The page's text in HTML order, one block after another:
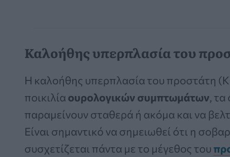
Καλοήθης υπερπλασία του
Η καλοήθης υπερπλασία του προστάτη
ποικιλία ουρολογικών συμπτωμάτων, τα
παραμείνουν σταθερά ή ακόμα και να
Είναι σημαντικό να σημειωθεί ότι η
συσχετίζεται πάντα με το μέγεθος του